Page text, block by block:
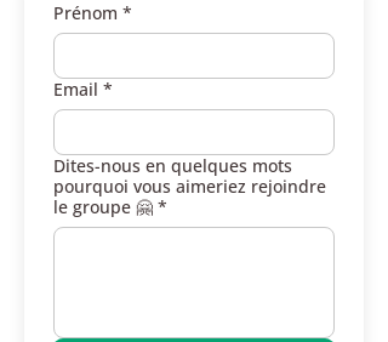
Prénom *
Email *
Dites-nous en quelques mots
pourquoi vous aimeriez rejoindre
le groupe 🤗 *